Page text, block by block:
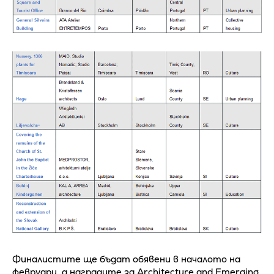
Финалистите ще бъдат обявени в началото на